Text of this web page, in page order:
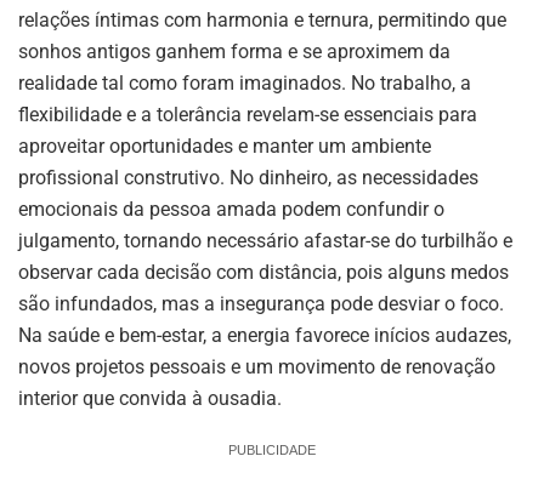
relações íntimas com harmonia e ternura, permitindo que
sonhos antigos ganhem forma e se aproximem da
realidade tal como foram imaginados. No trabalho, a
flexibilidade e a tolerância revelam-se essenciais para
aproveitar oportunidades e manter um ambiente
profissional construtivo. No dinheiro, as necessidades
emocionais da pessoa amada podem confundir o
julgamento, tornando necessário afastar-se do turbilhão e
observar cada decisão com distância, pois alguns medos
são infundados, mas a insegurança pode desviar o foco.
Na saúde e bem-estar, a energia favorece inícios audazes,
novos projetos pessoais e um movimento de renovação
interior que convida à ousadia.
PUBLICIDADE